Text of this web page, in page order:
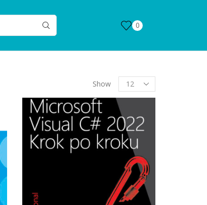
0
Show
Products
per
page